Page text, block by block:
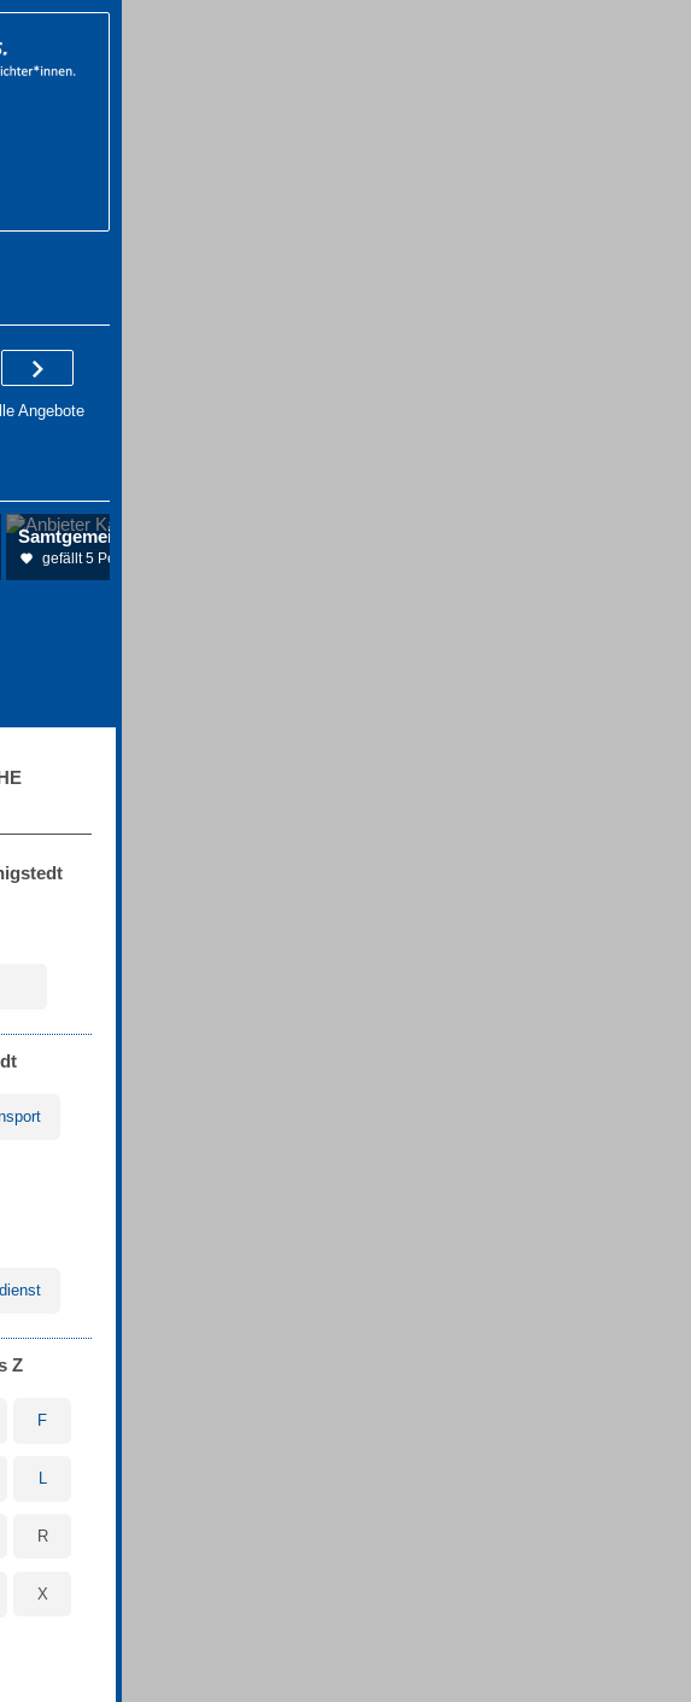
Angebote
Samtgemeinde Elm-Asse
gefällt 5 Personen
Z
F
L
R
X